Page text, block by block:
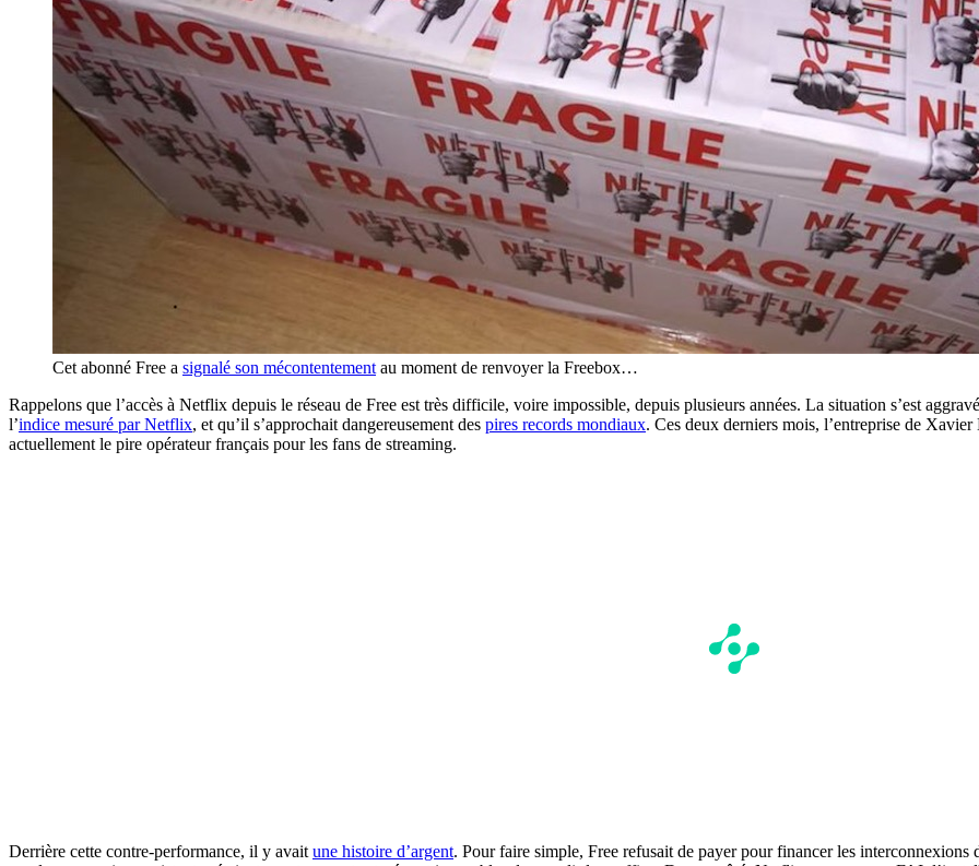
Cet abonné Free a signalé son mécontentement au moment de renvoyer la Freebox…
Rappelons que l’accès à Netflix depuis le réseau de Free est très difficile, voire impossible, depuis plusieurs années. La situation s’est
l’indice mesuré par Netflix, et qu’il s’approchait dangereusement des pires records mondiaux. Ces deux derniers mois, l’entreprise de
actuellement le pire opérateur français pour les fans de streaming.
Derrière cette contre-performance, il y avait une histoire d’argent. Pour faire simple, Free refusait de payer pour financer les